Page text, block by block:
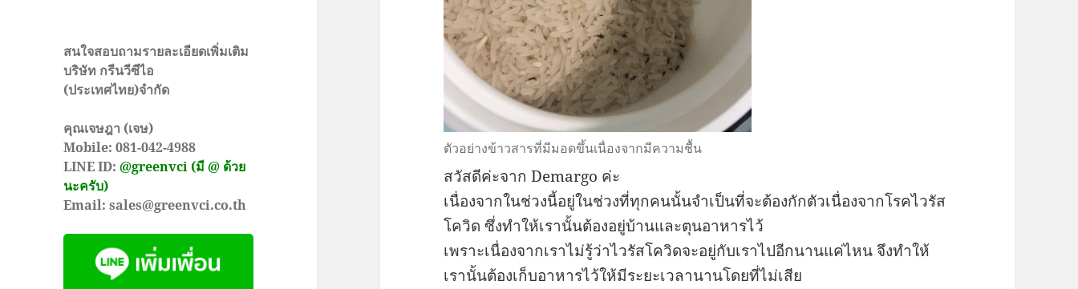
สนใจสอบถามรายละเอียดเพิ่มเติม
บริษัท กรีนวีซีไอ
(ประเทศไทย)จำกัด
คุณเจษฎา (เจษ)
Mobile: 081-042-4988
LINE ID:@greenvci (มี @ ด้วย
นะครับ)
Email: sales@greenvci.co.th
ตัวอย่างข้าวสารที่มีมอดขึ้นเนื่องจากมีความชื้น
สวัสดีค่ะจาก Demargo ค่ะ
เนื่องจากในช่วงนี้อยู่ในช่วงที่ทุกคนนั้นจำเป็นที่จะต้องกักตัวเนื่องจากโรคไวรัส
โควิด ซึ่งทำให้เรานั้นต้องอยู่บ้านและตุนอาหารไว้
เพราะเนื่องจากเราไม่รู้ว่าไวรัสโควิดจะอยู่กับเราไปอีกนานแค่ไหน จึงทำให้
เรานั้นต้องเก็บอาหารไว้ให้มีระยะเวลานานโดยที่ไม่เสีย